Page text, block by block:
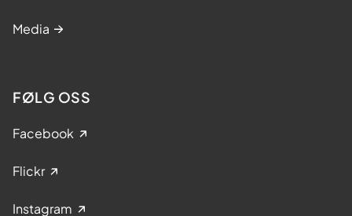
Media
FØLG OSS
Facebook
Flickr
Instagram